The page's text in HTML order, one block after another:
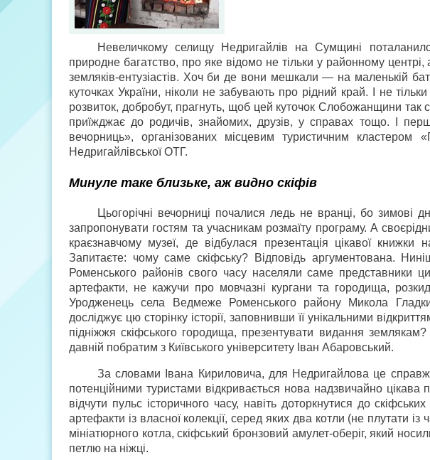
Невеличкому селищу Недригайлів на Сумщині
природне багатство, про яке відомо не тільки у районному
земляків-ентузіастів. Хоч би де вони мешкали — на маленькій
куточках України, ніколи не забувають про рідний край. І не
розвиток, добробут, прагнуть, щоб цей куточок Слобожанщини так
приїжджає до родичів, знайомих, друзів, у справах тощо. І
вечорниць», організованих місцевим туристичним кластером
Недригайлівської ОТГ.
Минуле таке близьке, аж видно скіфів
Цьогорічні вечорниці почалися ледь не вранці, бо зимові
запропонувати гостям та учасникам розмаїту програму. А
краєзнавчому музеї, де відбулася презентація цікавої книжки
Запитаєте: чому саме скіфську? Відповідь аргументована.
Роменського районів свого часу населяли саме представники
артефакти, не кажучи про мовчазні кургани та городища,
Уродженець села Ведмеже Роменського району Микола
досліджує цю сторінку історії, заповнивши її унікальними
підніжжя скіфського городища, презентувати видання
давній побратим з Київського університету Іван Абаровський.
За словами Івана Кириловича, для Недригайлова це
потенційними туристами відкривається нова надзвичайно цікава
відчути пульс історичного часу, навіть доторкнутися до
артефакти із власної колекції, серед яких два котли (не плутати
мініатюрного котла, скіфський бронзовий амулет-оберіг, який
петлю на ніжці.